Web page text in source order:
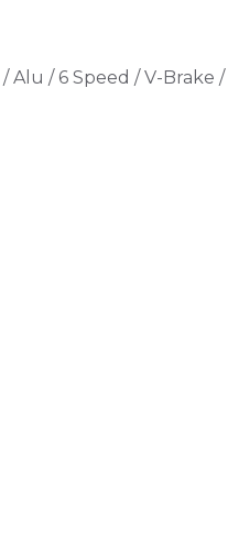
Alu / 6 Speed / V-Brake